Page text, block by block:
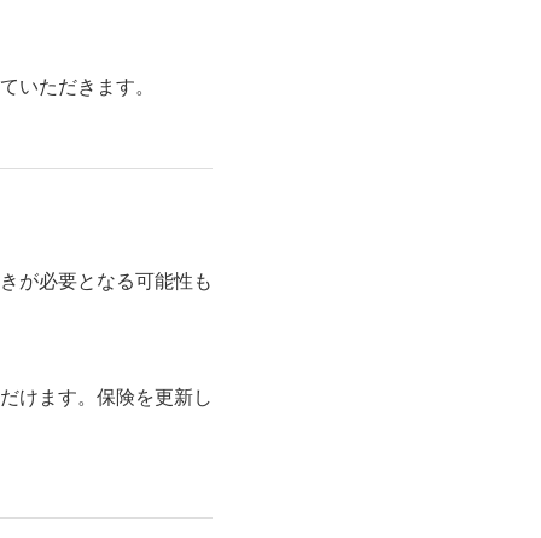
いただきます。
が必要となる可能性も
けます。保険を更新し